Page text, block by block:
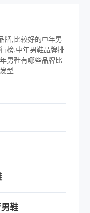
牌,比较好的中年男
榜,中年男鞋品牌排
男鞋有哪些品牌比
型
鞋